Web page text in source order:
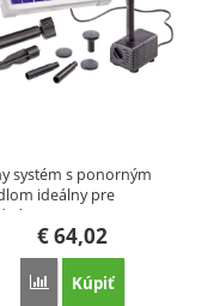
systém s ponorným
ideálny pre
€64,02
Porovnať
Kúpiť